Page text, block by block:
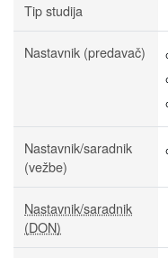
Tip studija
Nastavnik (predavač)
Nastavnik/saradnik
(vežbe)
Nastavnik/saradnik
(DON)